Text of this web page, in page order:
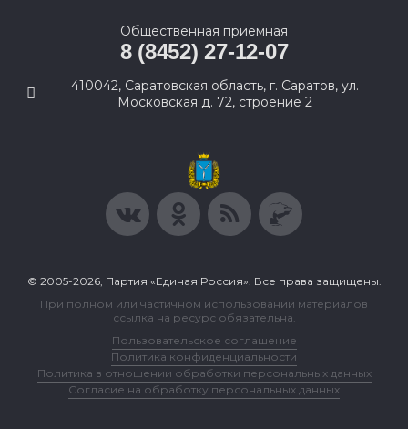
Общественная приемная
8 (8452) 27-12-07
410042, Саратовская область, г. Саратов, ул.
Московская д. 72, строение 2
© 2005-2026, Партия «Единая Россия». Все права защищены.
При полном или частичном использовании материалов
ссылка на ресурс обязательна.
Пользовательское соглашение
Политика конфиденциальности
Политика в отношении обработки персональных данных
Согласие на обработку персональных данных